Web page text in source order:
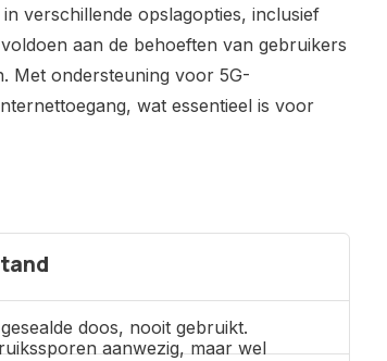
verschillende opslagopties, inclusief
aan de behoeften van gebruikers
Met ondersteuning voor 5G-
wat essentieel is voor
doos, nooit gebruikt.
aanwezig, maar wel